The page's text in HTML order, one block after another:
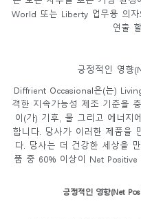
World 또는 Liberty 업무용 의
연출
긍정적인 영향
Diffrient Occasional은(는)
격한 지속가능성 제조 기준을
이(가) 기후, 물 그리고 에너지
합니다. 당사가 이러한 제품을
다. 당사는 더 건강한 세상을
품 중 60% 이상이 Net
긍정적인 영향(Net